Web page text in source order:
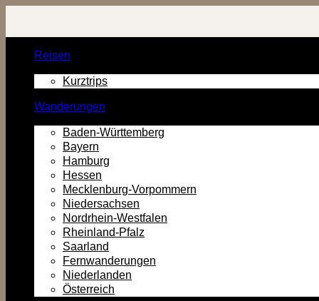
Inhalt
Reisen
Kurztrips
Wanderungen
Baden-Württemberg
Bayern
Hamburg
Hessen
Mecklenburg-Vorpommern
Niedersachsen
Nordrhein-Westfalen
Rheinland-Pfalz
Saarland
Fernwanderungen
Niederlanden
Österreich